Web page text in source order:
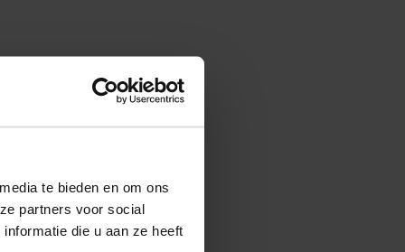
te bieden en om ons
partners voor social
die u aan ze heeft